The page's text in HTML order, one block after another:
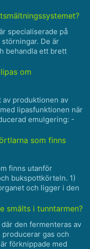
vid behov. Det
specialiserade på
De är
behandla ett brett
* Divertikul......
om
av produktionen av
lipasfunktionen när
emulgering: -
vi......
som finns
finns utanför
bukspottkörteln. 1)
och ligger i den
avgiftning......
smälts i tunntarmen?
den fermenteras av
gas och
förknippade med